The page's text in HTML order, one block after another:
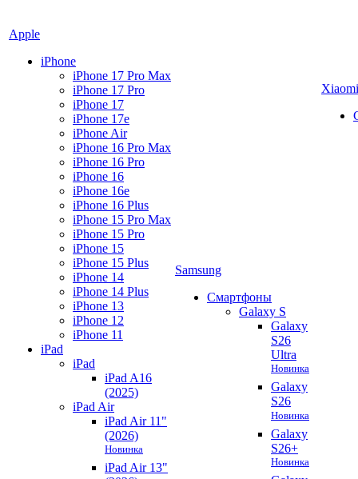
Apple
iPhone
iPhone 17 Pro Max
iPhone 17 Pro
iPhone 17
iPhone 17e
iPhone Air
iPhone 16 Pro Max
iPhone 16 Pro
iPhone 16
iPhone 16e
iPhone 16 Plus
iPhone 15 Pro Max
iPhone 15 Pro
iPhone 15
iPhone 15 Plus
iPhone 14
iPhone 14 Plus
iPhone 13
iPhone 12
iPhone 11
iPad
iPad
iPad A16
(2025)
iPad Air
iPad Air 11"
(2026)
Новинка
iPad Air 13"
Samsung
Смартфоны
Galaxy S
Galaxy
S26
Ultra
Новинка
Galaxy
S26
Новинка
Galaxy
S26+
Новинка
Xiaomi